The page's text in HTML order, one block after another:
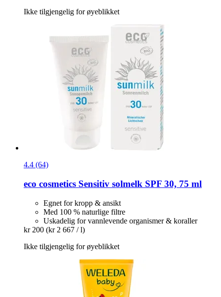
Ikke tilgjengelig for øyeblikket
4.4 (64)
eco cosmetics Sensitiv solmelk SPF 30, 75 ml
Egnet for kropp & ansikt
Med 100 % naturlige filtre
Uskadelig for vannlevende organismer & koraller
kr 200 (kr 2 667 / l)
Ikke tilgjengelig for øyeblikket